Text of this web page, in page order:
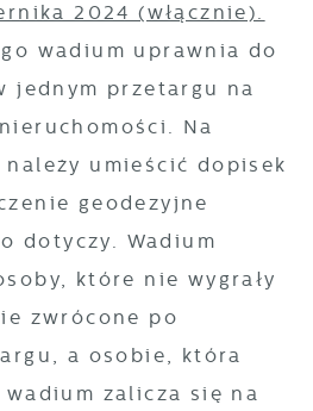
2024 (włącznie).
wadium uprawnia do
jednym przetargu na
Na
umieścić dopisek
geodezyjne
dotyczy. Wadium
które nie wygrały
zwrócone po
a osobie, która
wadium zalicza się na